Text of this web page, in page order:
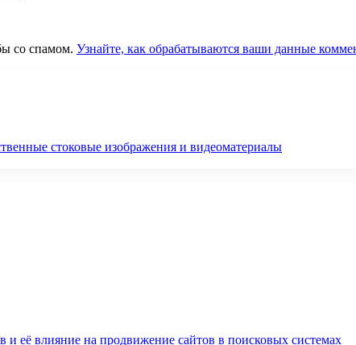
со спамом. Узнайте, как обрабатываются ваши данные
стоковые изображения и видеоматериалы
и её влияние на продвижение сайтов в поисковых системах